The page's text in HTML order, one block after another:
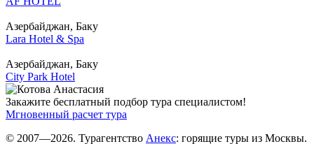
Азербайджан, Баку
Lara Hotel & Spa
Азербайджан, Баку
City Park Hotel
Закажите бесплатный подбор тура специалистом!
Мгновенный расчет тура
© 2007—2026. Турагентство Анекс: горящие туры из Москвы.